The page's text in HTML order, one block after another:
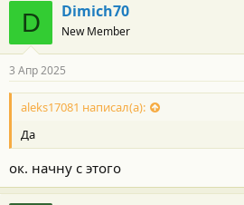
D Dimich70
New Member
3 Апр 2025
aleks17081 написал(а):
Да
ок. начну с этого